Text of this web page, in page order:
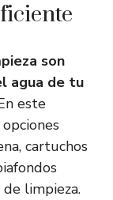
son
agua de tu
este
cartuchos
limpieza.